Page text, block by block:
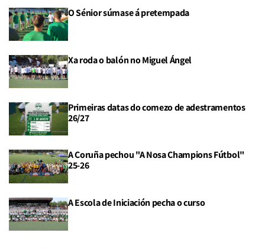
O Sénior súmase á pretempada
Xa roda o balón no Miguel Ángel
Primeiras datas do comezo de adestramentos
26/27
A Coruña pechou "A Nosa Champions Fútbol"
25-26
A Escola de Iniciación pecha o curso